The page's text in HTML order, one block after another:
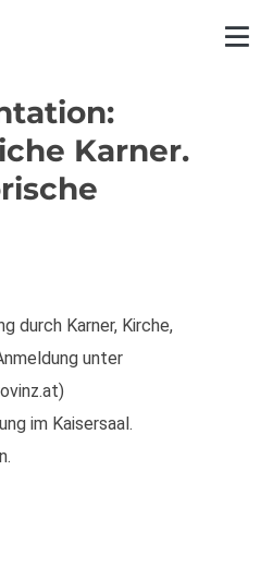
Karner.
durch Karner, Kirche,
unter
im Kaisersaal.